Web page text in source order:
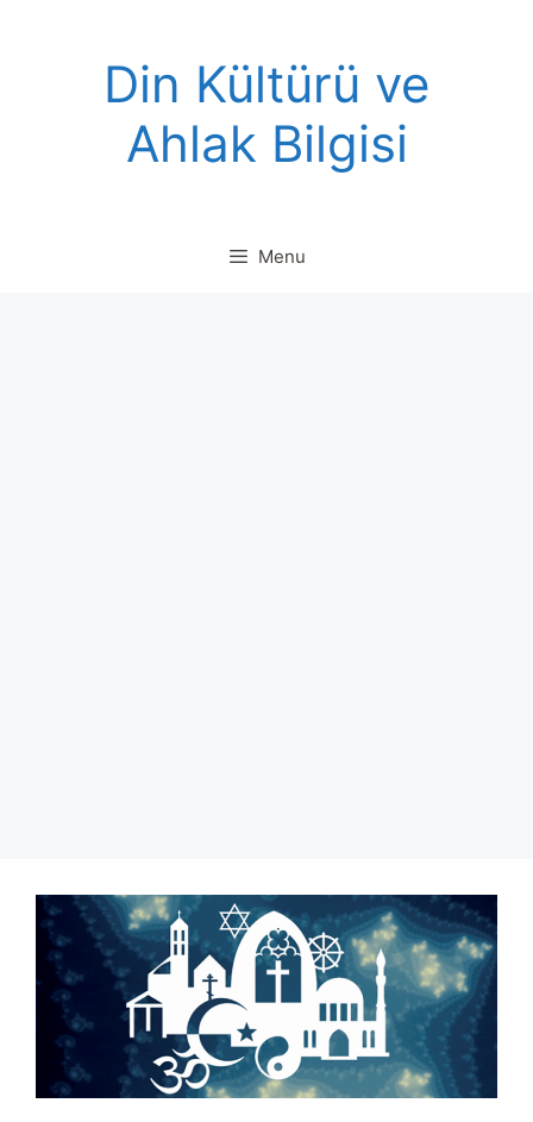
Din Kültürü ve
Ahlak Bilgisi
Menu